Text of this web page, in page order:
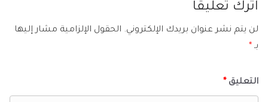
اترك تعليقاً
لن يتم نشر عنوان بريدك الإلكتروني. الحقول الإلزامية مشار إليها
بـ *
التعليق *